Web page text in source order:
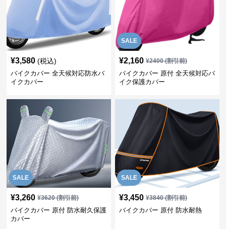
¥3,580 (税込)
バイクカバー 全天候対応防水バ
イクカバー
SALE
¥2,160 ¥2400(割引前)
バイクカバー 原付 全天候対応バ
イク保護カバー
SALE
¥3,260 ¥3620(割引前)
バイクカバー 原付 防水耐久保護
カバー
SALE
¥3,450 ¥3840(割引前)
バイクカバー 原付 防水耐熱